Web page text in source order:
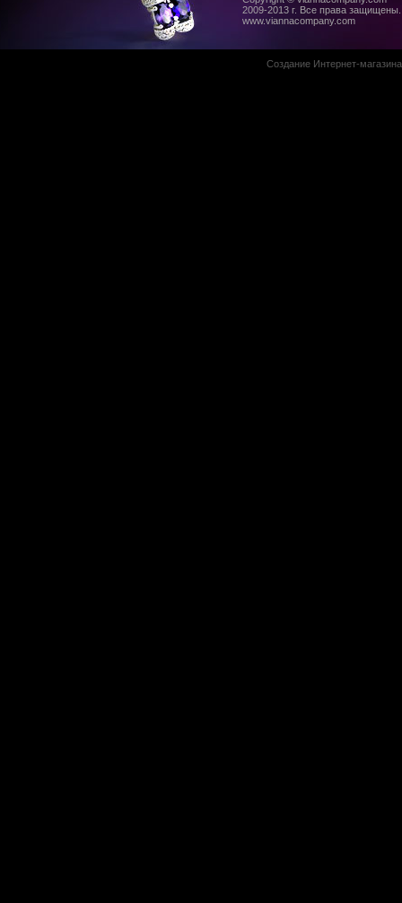
2009-2013 г. Все права защищены.
www.viannacompany.com
Создание Интернет-